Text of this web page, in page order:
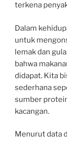
terkena
Dalam
untuk
lemak dan
bahwa
didapat. Kita
sederhana
sumber
kacangan.
Menurut data